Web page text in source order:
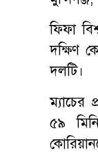
ফিফা
দক্ষিণ
দলটি।
ম্যাচের
৫৯